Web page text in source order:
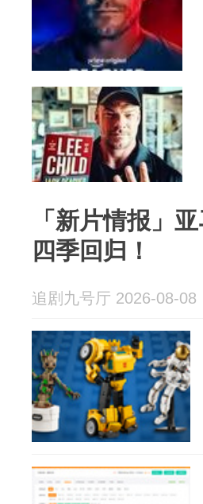
「新片情报」
四季回归！
追剧九号厅 2026-08-08